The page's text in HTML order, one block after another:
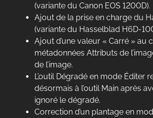
(variante du Canon EOS 1200D).
Ajout de la prise en charge du
(variante du Hasselblad H6D-
Ajout d’une valeur « Carré » au
métadonnées Attributs de
de l’image.
L’outil Dégradé en mode Éditer
désormais à l’outil Main après
ignoré le dégradé.
Correction d’un plantage en